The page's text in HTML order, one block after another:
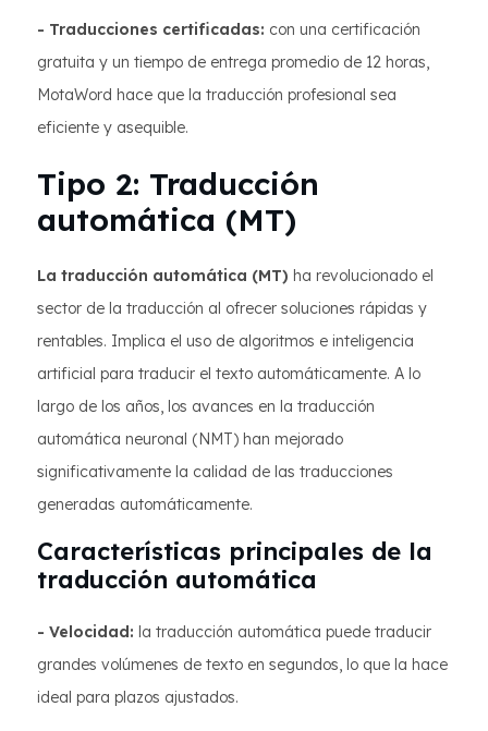
- Traducciones certificadas: con una certificación
gratuita y un tiempo de entrega promedio de 12 horas,
MotaWord hace que la traducción profesional sea
eficiente y asequible.
Tipo 2: Traducción
automática (MT)
La traducción automática (MT) ha revolucionado el
sector de la traducción al ofrecer soluciones rápidas y
rentables. Implica el uso de algoritmos e inteligencia
artificial para traducir el texto automáticamente. A lo
largo de los años, los avances en la traducción
automática neuronal (NMT) han mejorado
significativamente la calidad de las traducciones
generadas automáticamente.
Características principales de la
traducción automática
- Velocidad: la traducción automática puede traducir
grandes volúmenes de texto en segundos, lo que la hace
ideal para plazos ajustados.